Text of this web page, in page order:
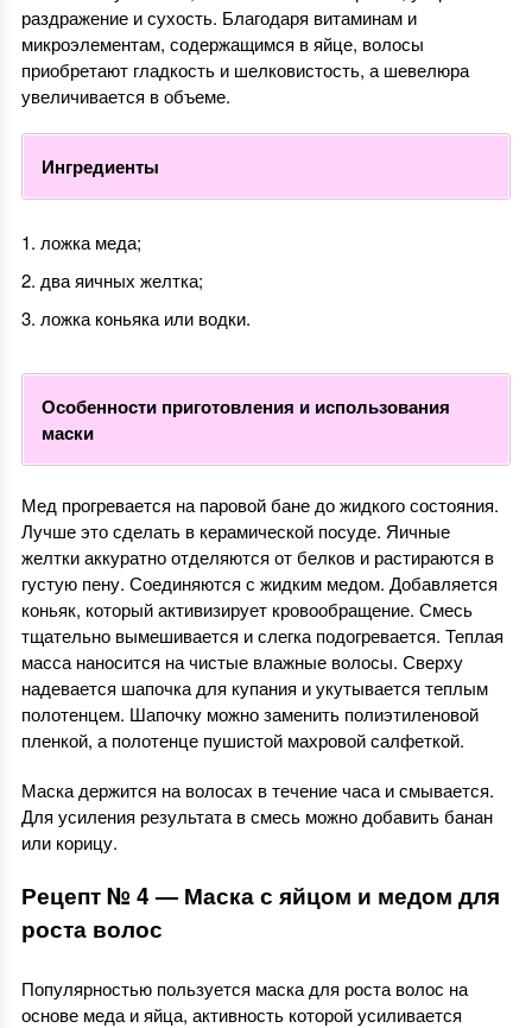
раздражение и сухость. Благодаря витаминам и
микроэлементам, содержащимся в яйце, волосы
приобретают гладкость и шелковистость, а шевелюра
увеличивается в объеме.
Ингредиенты
ложка меда;
два яичных желтка;
ложка коньяка или водки.
Особенности приготовления и использования
маски
Мед прогревается на паровой бане до жидкого состояния.
Лучше это сделать в керамической посуде. Яичные
желтки аккуратно отделяются от белков и растираются в
густую пену. Соединяются с жидким медом. Добавляется
коньяк, который активизирует кровообращение. Смесь
тщательно вымешивается и слегка подогревается. Теплая
масса наносится на чистые влажные волосы. Сверху
надевается шапочка для купания и укутывается теплым
полотенцем. Шапочку можно заменить полиэтиленовой
пленкой, а полотенце пушистой махровой салфеткой.
Маска держится на волосах в течение часа и смывается.
Для усиления результата в смесь можно добавить банан
или корицу.
Рецепт № 4 — Маска с яйцом и медом для
роста волос
Популярностью пользуется маска для роста волос на
основе меда и яйца, активность которой усиливается